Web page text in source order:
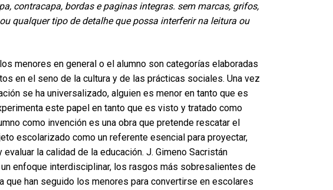
contracapa, bordas e paginas integras. sem marcas, grifos,
qualquer tipo de detalhe que possa interferir na leitura ou
menores en general o el alumno son categorías elaboradas
en el seno de la cultura y de las prácticas sociales. Una vez
se ha universalizado, alguien es menor en tanto que es
este papel en tanto que es visto y tratado como
como invención es una obra que pretende rescatar el
escolarizado como un referente esencial para proyectar,
evaluar la calidad de la educación. J. Gimeno Sacristán
un enfoque interdisciplinar, los rasgos más sobresalientes de
que han seguido los menores para convertirse en escolares